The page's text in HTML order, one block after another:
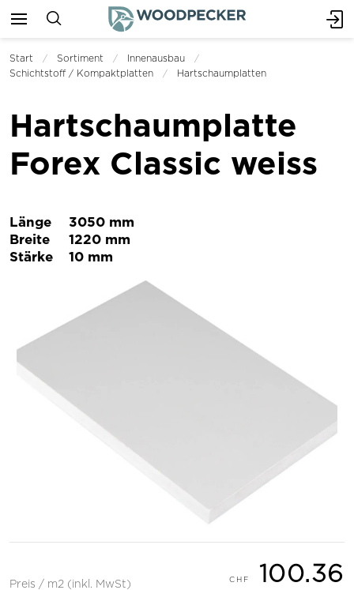
Start Sortiment
Innenausbau
Schichtstoff / Kompaktplatten
Hartschaumplatten
Hartschaumplatte
Forex Classic weiss
Länge
3050 mm
Breite
1220 mm
Stärke
10 mm
Preis / m2 (inkl. MwSt) 100.36